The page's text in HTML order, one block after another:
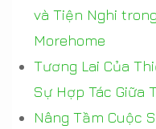
và Tiện Nghi
Morehome
Tương Lai Của
Sự Hợp Tác Giữa
Nâng Tầm Cuộc